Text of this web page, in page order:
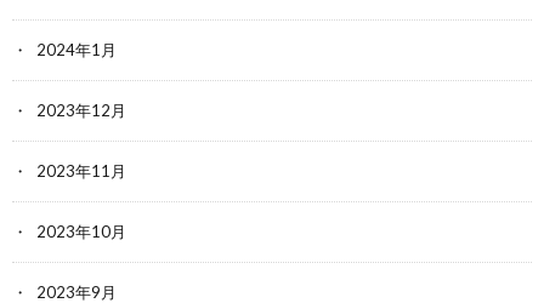
2024年1月
2023年12月
2023年11月
2023年10月
2023年9月